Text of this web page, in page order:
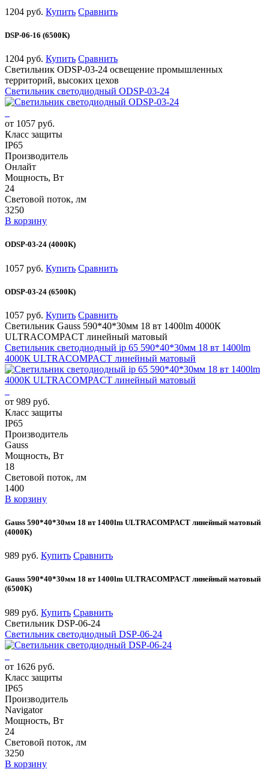
1204 руб. Купить Сравнить
DSP-06-16 (6500К)
1204 руб. Купить Сравнить
Светильник ODSP-03-24 освещение промышленных
территорий, высоких цехов
Светильник светодиодный ODSP-03-24
от 1057 руб.
Класс защиты
IP65
Производитель
Онлайт
Мощность, Вт
24
Световой поток, лм
3250
В корзину
ODSP-03-24 (4000К)
1057 руб. Купить Сравнить
ODSP-03-24 (6500К)
1057 руб. Купить Сравнить
Светильник Gauss 590*40*30мм 18 вт 1400lm 4000К
ULTRACOMPACT линейный матовый
Светильник светодиодный ip 65 590*40*30мм 18 вт 1400lm
4000К ULTRACOMPACT линейный матовый
от 989 руб.
Класс защиты
IP65
Производитель
Gauss
Мощность, Вт
18
Световой поток, лм
1400
В корзину
Gauss 590*40*30мм 18 вт 1400lm ULTRACOMPACT линейный матовый
(4000К)
989 руб. Купить Сравнить
Gauss 590*40*30мм 18 вт 1400lm ULTRACOMPACT линейный матовый
(6500К)
989 руб. Купить Сравнить
Светильник DSP-06-24
Светильник светодиодный DSP-06-24
от 1626 руб.
Класс защиты
IP65
Производитель
Navigator
Мощность, Вт
24
Световой поток, лм
3250
В корзину